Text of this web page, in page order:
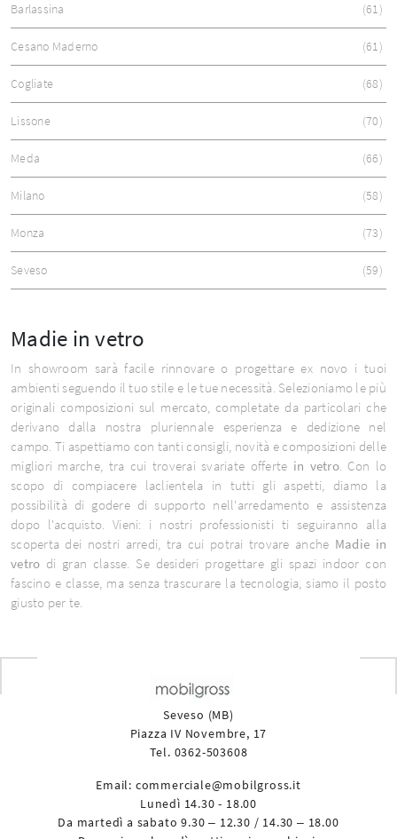
Barlassina 61
Cesano Maderno 61
Cogliate 68
Lissone 70
Meda 66
Milano 58
Monza 73
Seveso 59
Madie in vetro
In showroom sarà facile rinnovare o progettare ex novo i tuoi
ambienti seguendo il tuo stile e le tue necessità. Selezioniamo le più
originali composizioni sul mercato, completate da particolari che
derivano dalla nostra pluriennale esperienza e dedizione nel
campo. Ti aspettiamo con tanti consigli, novità e composizioni delle
migliori marche, tra cui troverai svariate offerte in vetro. Con lo
scopo di compiacere laclientela in tutti gli aspetti, diamo la
possibilità di godere di supporto nell'arredamento e assistenza
dopo l'acquisto. Vieni: i nostri professionisti ti seguiranno alla
scoperta dei nostri arredi, tra cui potrai trovare anche Madie in
vetro di gran classe. Se desideri progettare gli spazi indoor con
fascino e classe, ma senza trascurare la tecnologia, siamo il posto
giusto per te.
Seveso (MB)
Piazza IV Novembre, 17
Tel. 0362-503608
Email: commerciale@mobilgross.it
Lunedì 14.30 - 18.00
Da martedì a sabato 9.30 – 12.30 / 14.30 – 18.00